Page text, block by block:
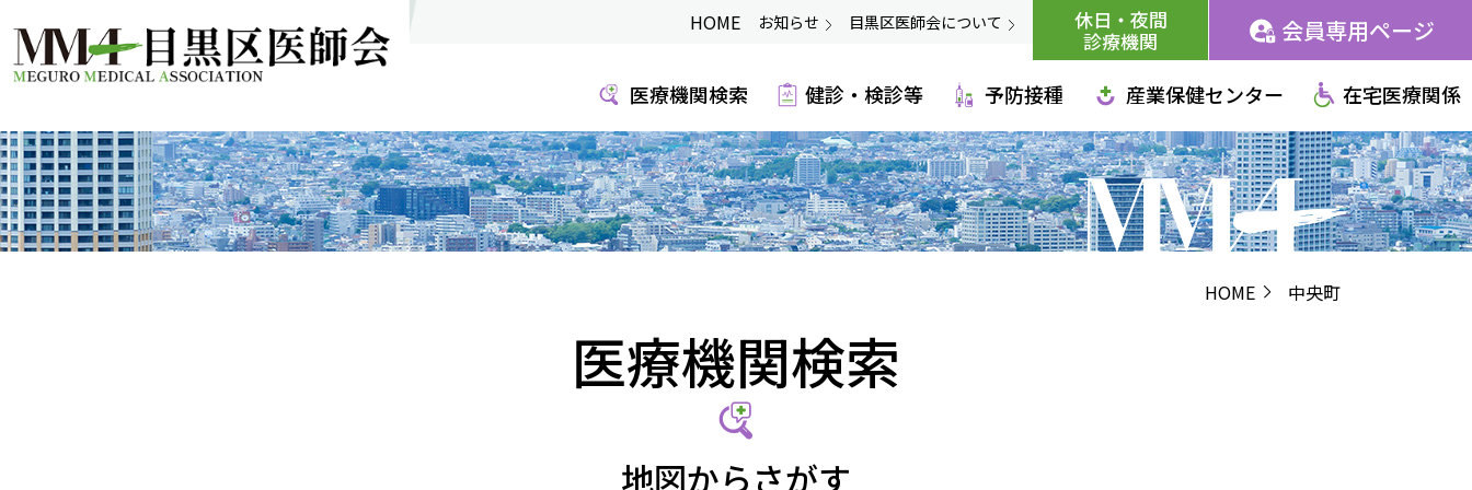
HOME お知らせ 目黒区医師会について
休日・夜間
診療機関
会員専用ページ
医療機関検索 健診・検診等 予防接種 産業保健センター 在宅医療関係
HOME 中央町
医療機関検索
地図からさがす